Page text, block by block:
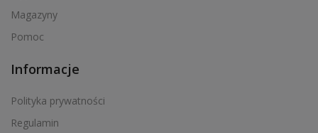
Magazyny
Pomoc
Informacje
Polityka prywatności
Regulamin